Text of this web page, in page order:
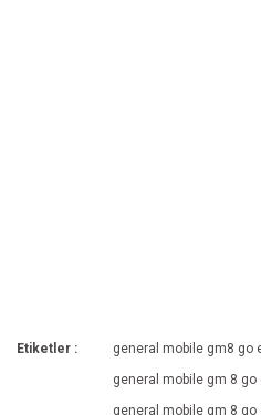
Etiketler :
general mobile gm8 go
general mobile gm 8 go
general mobile gm 8 go